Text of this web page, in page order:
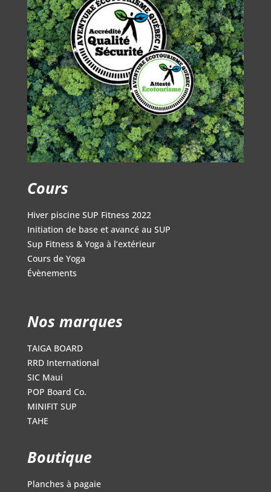
Cours
Hiver piscine SUP Fitness 2022
Initiation de base et avancé au SUP
Sup Fitness & Yoga à l’extérieur
Cours de Yoga
Évènements
Nos marques
TAIGA BOARD
RRD International
SIC Maui
POP Board Co.
MINIFIT SUP
TAHE
Boutique
Planches à pagaie